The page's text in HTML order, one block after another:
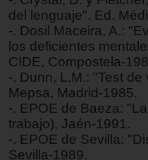
del lenguaje". Ed.
-. Dosil Maceira, A.:
los deficientes
CIDE, Compostela-
-. Dunn, L.M.: "Test
Mepsa, Madrid-1985.
-. EPOE de Baeza:
trabajo), Jaén-1991.
-. EPOE de Sevilla:
Sevilla-1989.